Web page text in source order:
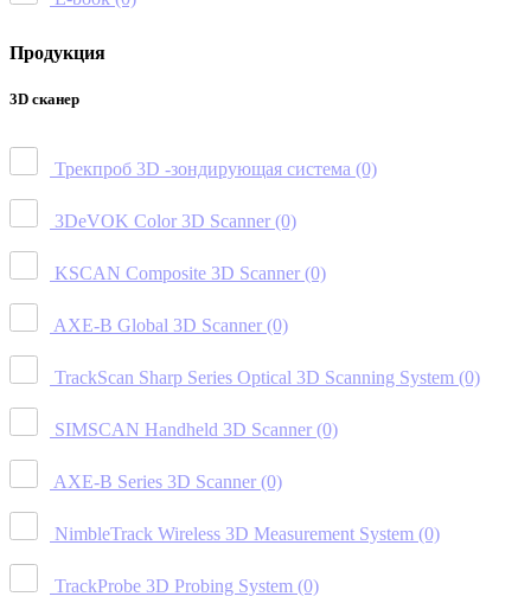
Продукция
3D сканер
Трекпроб 3D -зондирующая система (0)
3DeVOK Color 3D Scanner (0)
KSCAN Composite 3D Scanner (0)
AXE-B Global 3D Scanner (0)
TrackScan Sharp Series Optical 3D Scanning System (0)
SIMSCAN Handheld 3D Scanner (0)
AXE-B Series 3D Scanner (0)
NimbleTrack Wireless 3D Measurement System (0)
TrackProbe 3D Probing System (0)